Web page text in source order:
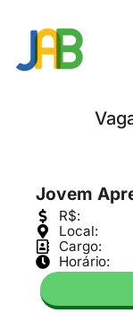
Jovem
R$:
Local:
Cargo:
Horário: